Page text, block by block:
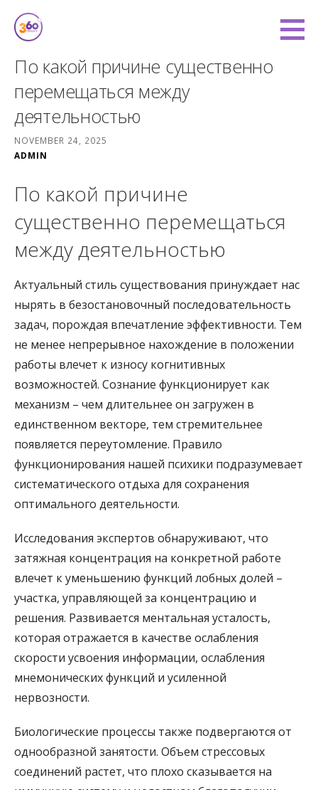
360 Degree Finance
По какой причине существенно
перемещаться между
деятельностью
NOVEMBER 24, 2025
ADMIN
По какой причине
существенно перемещаться
между деятельностью
Актуальный стиль существования принуждает нас
нырять в безостановочный последовательность
задач, порождая впечатление эффективности. Тем
не менее непрерывное нахождение в положении
работы влечет к износу когнитивных
возможностей. Сознание функционирует как
механизм – чем длительнее он загружен в
единственном векторе, тем стремительнее
появляется переутомление. Правило
функционирования нашей психики подразумевает
систематического отдыха для сохранения
оптимального деятельности.
Исследования экспертов обнаруживают, что
затяжная концентрация на конкретной работе
влечет к уменьшению функций лобных долей –
участка, управляющей за концентрацию и
решения. Развивается ментальная усталость,
которая отражается в качестве ослабления
скорости усвоения информации, ослабления
мнемонических функций и усиленной
нервозности.
Биологические процессы также подвергаются от
однообразной занятости. Объем стрессовых
соединений растет, что плохо сказывается на